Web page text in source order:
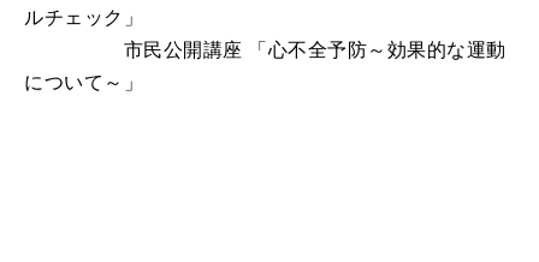
ルチェック」
市民公開講座 「心不全予防～効果的な運動
について～」